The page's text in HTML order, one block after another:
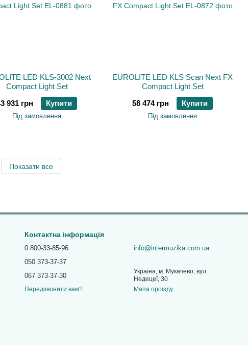
LED KLS-3002 Next
Compact Light Set
931 грн
Купити
Під замовлення
EUROLITE LED KLS Scan Next FX
Compact Light Set
58 474 грн
Купити
Під замовлення
Показати все
Контактна інформація
0 800-33-85-96
050 373-37-37
067 373-37-30
Передзвонити вам?
info@intermuzika.com.ua
Україна, м. Мукачево, вул.
Недецеї, 30
Мапа проїзду